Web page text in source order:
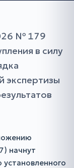
№ 179
в силу
экспертизы
начнут